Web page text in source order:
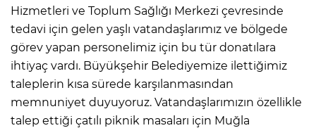
Hizmetleri ve Toplum Sağlığı Merkezi çevresinde
tedavi için gelen yaşlı vatandaşlarımız ve bölgede
görev yapan personelimiz için bu tür donatılara
ihtiyaç vardı. Büyükşehir Belediyemize ilettiğimiz
taleplerin kısa sürede karşılanmasından
memnuniyet duyuyoruz. Vatandaşlarımızın özellikle
talep ettiği çatılı piknik masaları için Muğla